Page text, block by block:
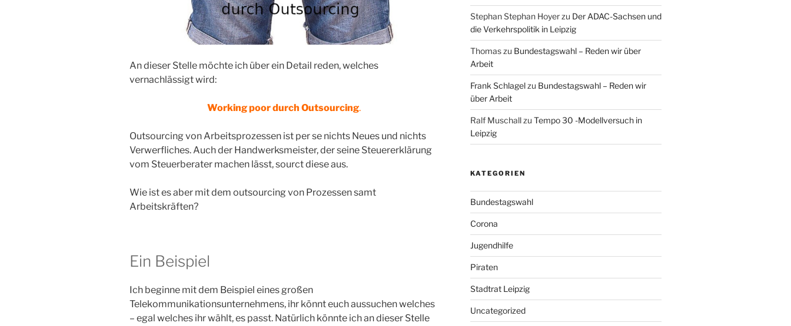
An dieser Stelle möchte ich über ein Detail reden, welches
vernachlässigt wird:
Working poor durch Outsourcing.
Outsourcing von Arbeitsprozessen ist per se nichts Neues und nichts
Verwerfliches. Auch der Handwerksmeister, der seine Steuererklärung
vom Steuerberater machen lässt, sourct diese aus.
Wie ist es aber mit dem outsourcing von Prozessen samt
Arbeitskräften?
Ein Beispiel
Ich beginne mit dem Beispiel eines großen
Telekommunikationsunternehmens, ihr könnt euch aussuchen welches
– egal welches ihr wählt, es passt. Natürlich könnte ich an dieser Stelle
Stephan Stephan Hoyerzu Der ADAC-Sachsen und
die Verkehrspolitik in Leipzig
Thomaszu Bundestagswahl – Reden wir über
Arbeit
Frank Schlagelzu Bundestagswahl – Reden wir
über Arbeit
Ralf Muschallzu Tempo 30 -Modellversuch in
Leipzig
KATEGORIEN
Bundestagswahl
Corona
Jugendhilfe
Piraten
Stadtrat Leipzig
Uncategorized